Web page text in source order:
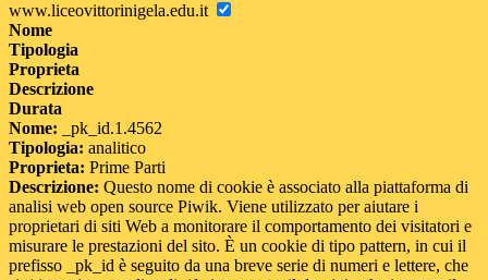
www.liceovittorinigela.edu.it
Nome
Tipologia
Proprieta
Descrizione
Durata
Nome: _pk_id.1.4562
Tipologia: analitico
Proprieta: Prime Parti
Descrizione: Questo nome di cookie è associato alla piattaforma di
analisi web open source Piwik. Viene utilizzato per aiutare i
proprietari di siti Web a monitorare il comportamento dei visitatori e
misurare le prestazioni del sito. È un cookie di tipo pattern, in cui il
prefisso _pk_id è seguito da una breve serie di numeri e lettere, che